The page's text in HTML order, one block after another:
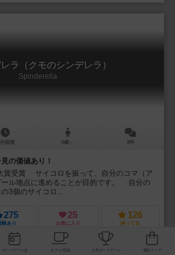
ラ（クモのシンデレラ）
Spinderella
前後 6歳～ 8件
の価値あり！
賞受賞 サイコロを振って、自分のコマ（ア
ール地点に進めることが目的です。 自分の
3個のサイコロ...
275
験あり
25
お気に入り
126
持ってる